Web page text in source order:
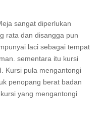
sangat diperlukan
rata dan disangga pun
laci sebagai tempat
sementara itu kursi
Kursi pula mengantongi
penopang berat badan
yang mengantongi